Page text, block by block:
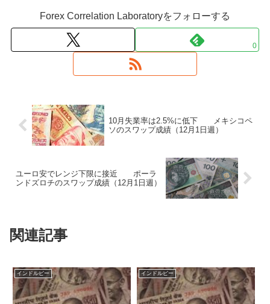
Forex Correlation Laboratoryをフォローする
0
10月失業率は2.5%に低下 メキシコペ
ソのスワップ成績（12月1日週）
ユーロ安でレンジ下限に接近 ポーラ
ンドズロチのスワップ成績（12月1日週）
関連記事
インドルピー インドルピー